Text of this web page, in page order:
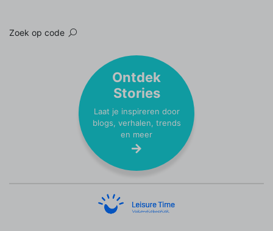
Zoek op code
Ontdek
Stories
Laat je inspireren door
blogs, verhalen, trends
en meer